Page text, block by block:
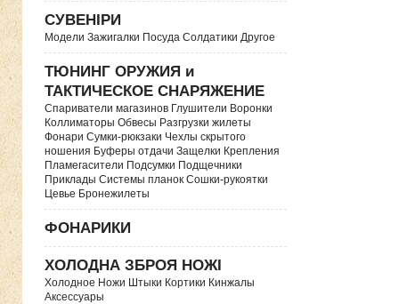
СУВЕНІРИ
Модели Зажигалки Посуда Солдатики Другое
ТЮНИНГ ОРУЖИЯ и
ТАКТИЧЕСКОЕ СНАРЯЖЕНИЕ
Спариватели магазинов Глушители Воронки
Коллиматоры Обвесы Разгрузки жилеты
Фонари Сумки-рюкзаки Чехлы скрытого
ношения Буферы отдачи Защелки Крепления
Пламегасители Подсумки Подщечники
Приклады Системы планок Сошки-рукоятки
Цевье Бронежилеты
ФОНАРИКИ
ХОЛОДНА ЗБРОЯ НОЖІ
Холодное Ножи Штыки Кортики Кинжалы
Аксессуары